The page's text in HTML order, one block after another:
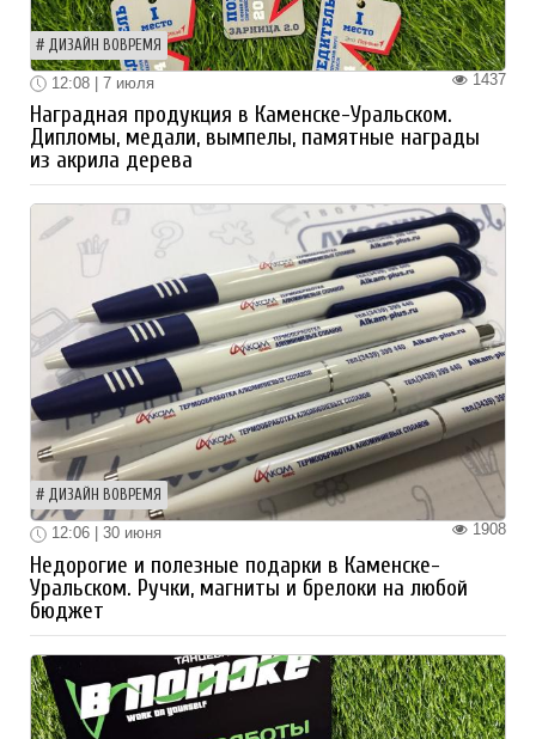
ДИЗАЙН ВОВРЕМЯ
1437
12:08 | 7 июля
Наградная продукция в Каменске-Уральском.
Дипломы, медали, вымпелы, памятные награды
из акрила дерева
ДИЗАЙН ВОВРЕМЯ
1908
12:06 | 30 июня
Недорогие и полезные подарки в Каменске-
Уральском. Ручки, магниты и брелоки на любой
бюджет